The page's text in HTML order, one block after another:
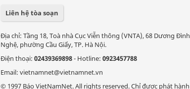
Liên hệ tòa soạn
Địa chỉ: Tầng 18, Toà nhà Cục Viễn thông (VNTA), 68 Dương Đình
Nghệ, phường Cầu Giấy, TP. Hà Nội.
Điện thoại: 02439369898- Hotline: 0923457788
Email: vietnamnet@vietnamnet.vn
© 1997 Báo VietNamNet. All rights reserved. Chỉ được phát hành